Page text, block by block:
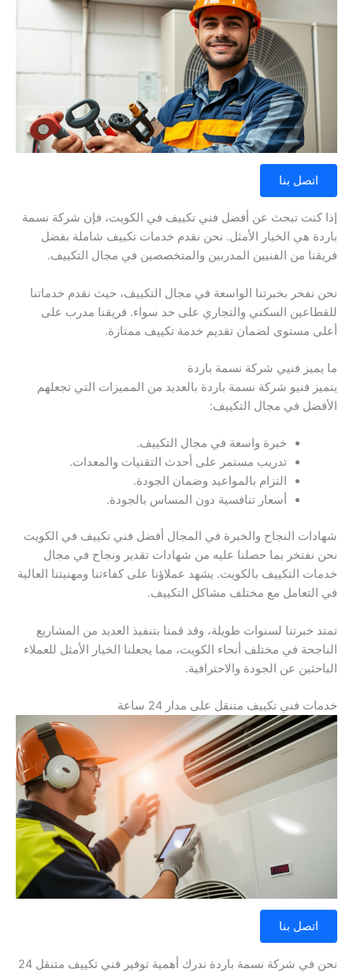
اتصل بنا
إذا كنت تبحث عن أفضل فني تكييف في الكويت، فإن شركة نسمة
باردة هي الخيار الأمثل. نحن نقدم خدمات تكييف شاملة بفضل
فريقنا من الفنيين المدربين والمتخصصين في مجال التكييف.
نحن نفخر بخبرتنا الواسعة في مجال التكييف، حيث نقدم خدماتنا
للقطاعين السكني والتجاري على حد سواء. فريقنا مدرب على
أعلى مستوى لضمان تقديم خدمة تكييف ممتازة.
ما يميز فنيي شركة نسمة باردة
يتميز فنيو شركة نسمة باردة بالعديد من المميزات التي تجعلهم
الأفضل في مجال التكييف:
خبرة واسعة في مجال التكييف.
تدريب مستمر على أحدث التقنيات والمعدات.
التزام بالمواعيد وضمان الجودة.
أسعار تنافسية دون المساس بالجودة.
شهادات النجاح والخبرة في المجال أفضل فني تكييف في الكويت
نحن نفتخر بما حصلنا عليه من شهادات تقدير ونجاح في مجال
خدمات التكييف بالكويت. يشهد عملاؤنا على كفاءتنا ومهنيتنا العالية
في التعامل مع مختلف مشاكل التكييف.
تمتد خبرتنا لسنوات طويلة، وقد قمنا بتنفيذ العديد من المشاريع
الناجحة في مختلف أنحاء الكويت، مما يجعلنا الخيار الأمثل للعملاء
الباحثين عن الجودة والاحترافية.
خدمات فني تكييف متنقل على مدار 24 ساعة
اتصل بنا
نحن في شركة نسمة باردة ندرك أهمية توفير فني تكييف متنقل 24